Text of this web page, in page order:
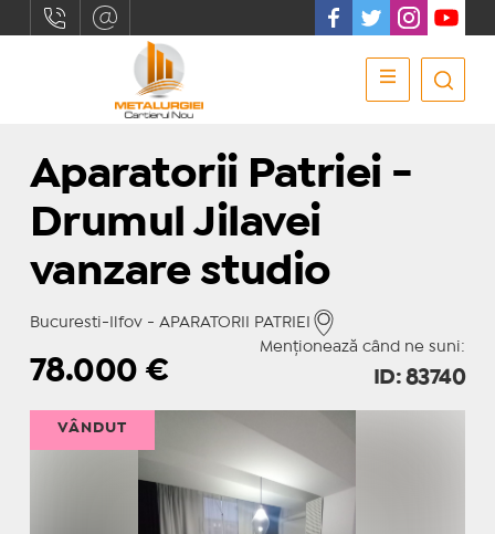
Aparatorii Patriei -
Drumul Jilavei
vanzare studio
Bucuresti-Ilfov - APARATORII PATRIEI
Menționează când ne suni:
78.000€ ID: 83740
VÂNDUT